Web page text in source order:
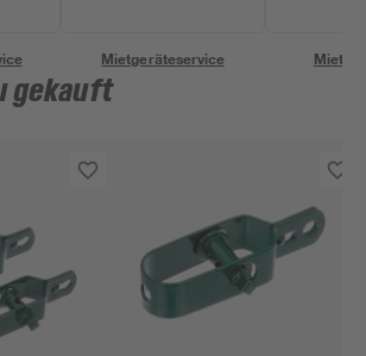
Mietgeräteservice
gekauft